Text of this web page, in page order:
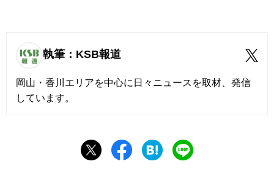
執筆：KSB報道
岡山・香川エリアを中心に日々ニュースを取材、発信
しています。